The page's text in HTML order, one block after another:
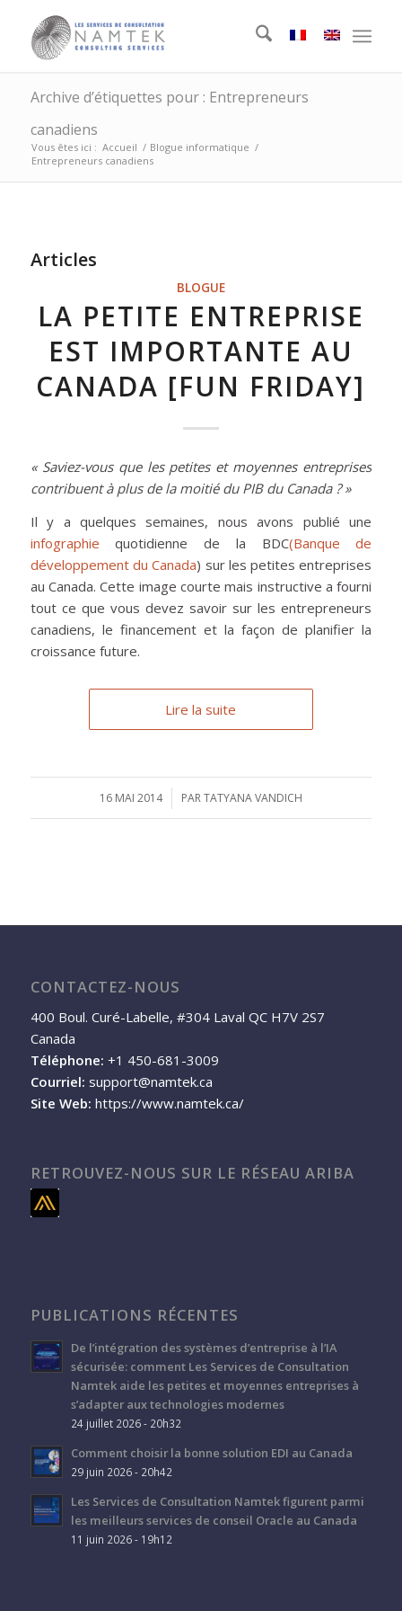
Archive d’étiquettes pour : Entrepreneurs
canadiens
Vous êtes ici : Accueil / Blogue informatique /
Entrepreneurs canadiens
Articles
BLOGUE
LA PETITE ENTREPRISE
EST IMPORTANTE AU
CANADA [FUN FRIDAY]
« Saviez-vous que les petites et moyennes entreprises
contribuent à plus de la moitié du PIB du Canada ? »
Il y a quelques semaines, nous avons publié une
infographie quotidienne de la BDC(Banque de
développement du Canada) sur les petites entreprises
au Canada. Cette image courte mais instructive a fourni
tout ce que vous devez savoir sur les entrepreneurs
canadiens, le financement et la façon de planifier la
croissance future.
Lire la suite
16 MAI 2014
/ PARTATYANA VANDICH
CONTACTEZ-NOUS
400 Boul. Curé-Labelle, #304 Laval QC H7V 2S7
Canada
Téléphone: +1 450-681-3009
Courriel: support@namtek.ca
Site Web: https://www.namtek.ca/
RETROUVEZ-NOUS SUR LE RÉSEAU ARIBA
PUBLICATIONS RÉCENTES
De l’intégration des systèmes d’entreprise à l’IA
sécurisée: comment Les Services de Consultation
Namtek aide les petites et moyennes entreprises à
s’adapter aux technologies modernes
24 juillet 2026 - 20h32
Comment choisir la bonne solution EDI au Canada
29 juin 2026 - 20h42
Les Services de Consultation Namtek figurent parmi
les meilleurs services de conseil Oracle au Canada
11 juin 2026 - 19h12